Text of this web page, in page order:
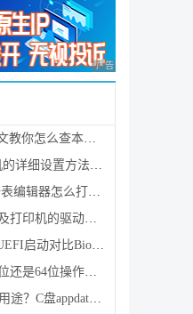
广告 商业广告，理性
么查本机wifi密码
设置方法(图文教程)
怎么打开(regedit)
印机的驱动程序
比Bios启动优势在哪里
64位操作系统？
appdata可以删除吗？